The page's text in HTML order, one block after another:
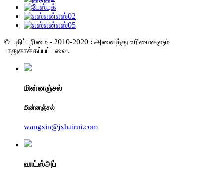
© பதிப்புரிமை - 2010-2020 : அனைத்து உரிமைகளும்
பாதுகாக்கப்பட்டவை.
மின்னஞ்சல்
மின்னஞ்சல்
wangxin@jxhairui.com
வாட்ஸ்அப்